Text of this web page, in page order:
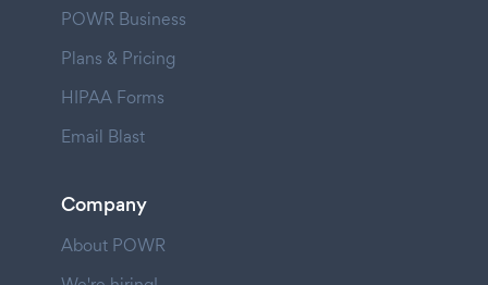
POWR Business
Plans & Pricing
HIPAA Forms
Email Blast
Company
About POWR